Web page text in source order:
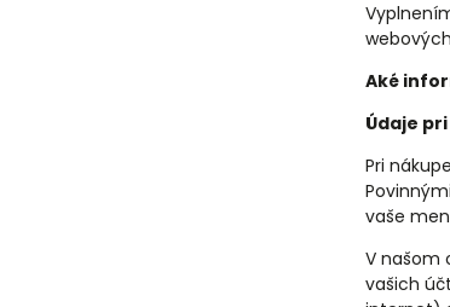
Aké
Údaje
Pri
vaše
V našom
vašich